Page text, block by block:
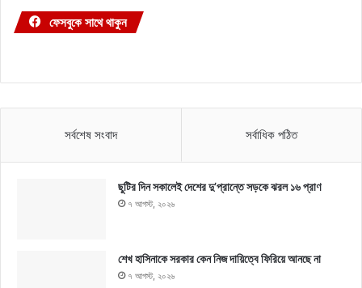
ফেসবুকে সাথে থাকুন
সর্বশেষ সংবাদ সর্বাধিক পঠিত
ছুটির দিন সকালেই দেশের দু’প্রান্তে সড়কে ঝরল ১৬ প্রাণ
৭ আগস্ট, ২০২৬
শেখ হাসিনাকে সরকার কেন নিজ দায়িত্বে ফিরিয়ে আনছে না
৭ আগস্ট, ২০২৬